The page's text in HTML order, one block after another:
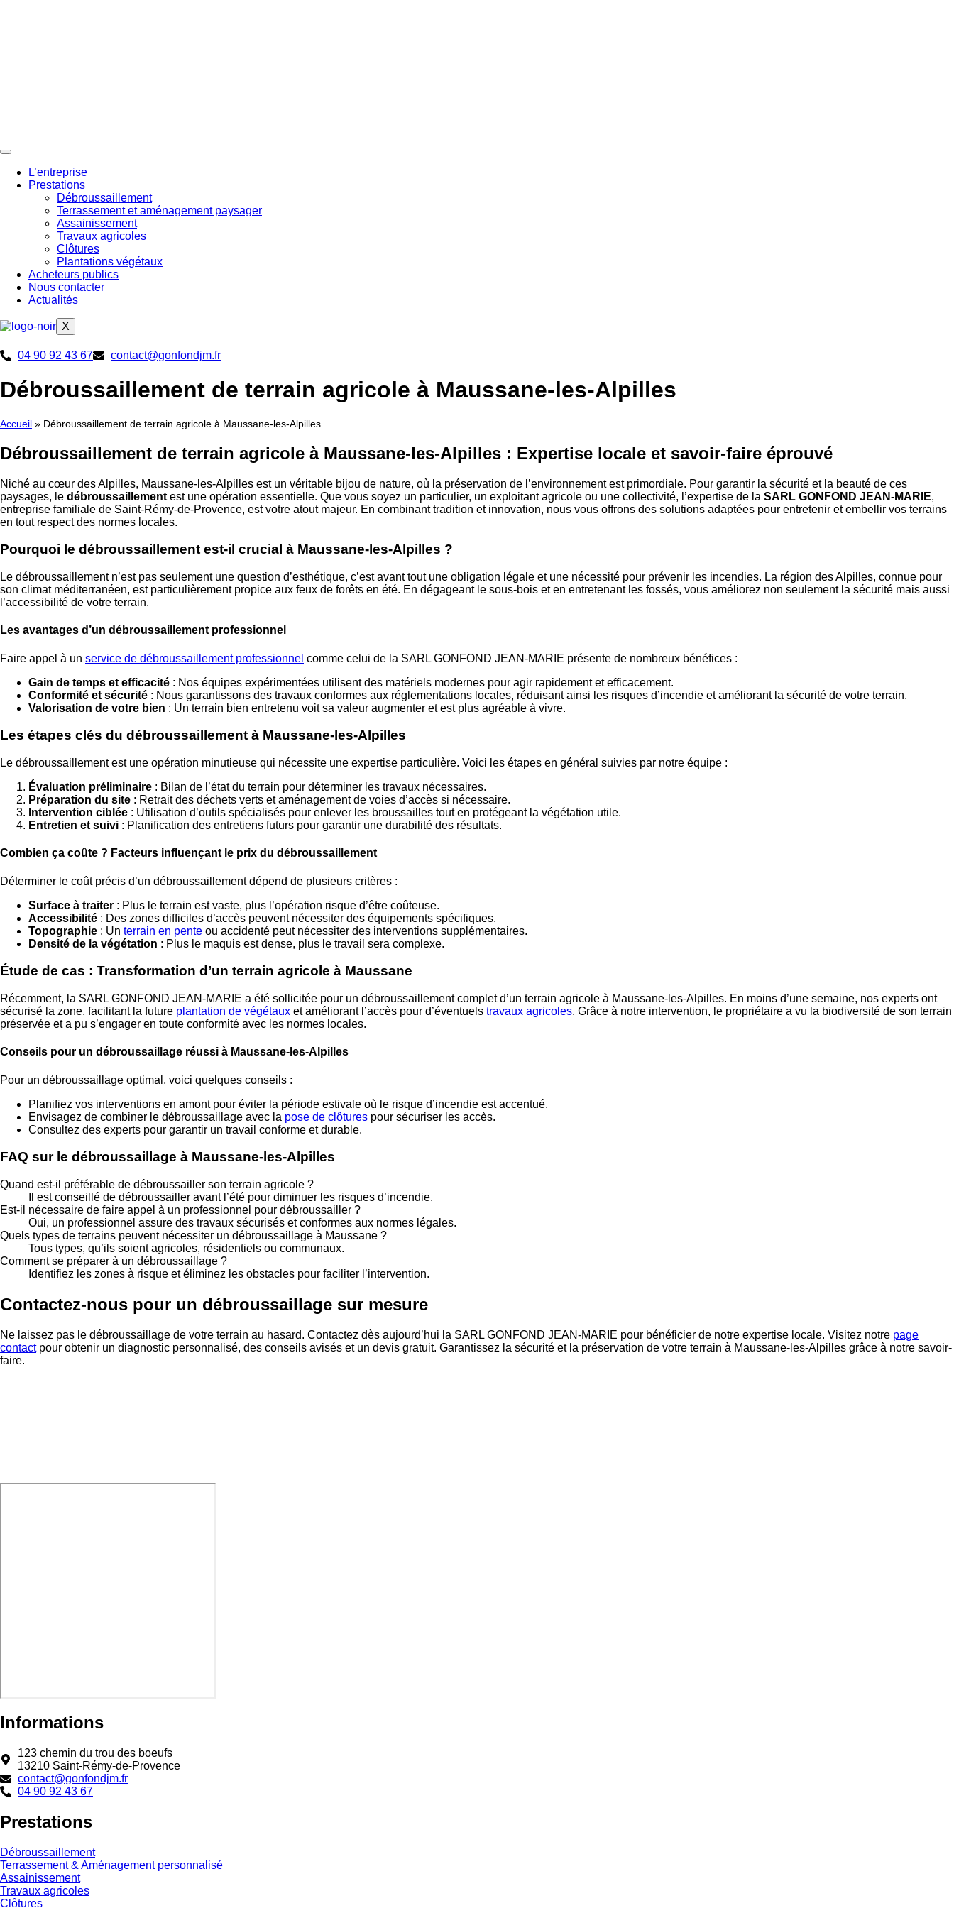
L’entreprise
Prestations
Débroussaillement
Terrassement et aménagement paysager
Assainissement
Travaux agricoles
Clôtures
Plantations végétaux
Acheteurs publics
Nous contacter
Actualités
X
04 90 92 43 67 contact@gonfondjm.fr
Débroussaillement de terrain agricole à Maussane-les-Alpilles
Accueil » Débroussaillement de terrain agricole à Maussane-les-Alpilles
Débroussaillement de terrain agricole à Maussane-les-Alpilles : Expertise locale et savoir-faire éprouvé
Niché au cœur des Alpilles, Maussane-les-Alpilles est un véritable bijou de nature, où la préservation de l’environnement est primordiale. Pour garantir la sécurité et la beauté de ces
paysages, le débroussaillement est une opération essentielle. Que vous soyez un particulier, un exploitant agricole ou une collectivité, l’expertise de la SARL GONFOND JEAN-MARIE,
entreprise familiale de Saint-Rémy-de-Provence, est votre atout majeur. En combinant tradition et innovation, nous vous offrons des solutions adaptées pour entretenir et embellir vos terrains
en tout respect des normes locales.
Pourquoi le débroussaillement est-il crucial à Maussane-les-Alpilles ?
Le débroussaillement n’est pas seulement une question d’esthétique, c’est avant tout une obligation légale et une nécessité pour prévenir les incendies. La région des Alpilles, connue pour
son climat méditerranéen, est particulièrement propice aux feux de forêts en été. En dégageant le sous-bois et en entretenant les fossés, vous améliorez non seulement la sécurité mais aussi
l’accessibilité de votre terrain.
Les avantages d’un débroussaillement professionnel
Faire appel à un service de débroussaillement professionnel comme celui de la SARL GONFOND JEAN-MARIE présente de nombreux bénéfices :
Gain de temps et efficacité : Nos équipes expérimentées utilisent des matériels modernes pour agir rapidement et efficacement.
Conformité et sécurité : Nous garantissons des travaux conformes aux réglementations locales, réduisant ainsi les risques d’incendie et améliorant la sécurité de votre terrain.
Valorisation de votre bien : Un terrain bien entretenu voit sa valeur augmenter et est plus agréable à vivre.
Les étapes clés du débroussaillement à Maussane-les-Alpilles
Le débroussaillement est une opération minutieuse qui nécessite une expertise particulière. Voici les étapes en général suivies par notre équipe :
Évaluation préliminaire : Bilan de l’état du terrain pour déterminer les travaux nécessaires.
Préparation du site : Retrait des déchets verts et aménagement de voies d’accès si nécessaire.
Intervention ciblée : Utilisation d’outils spécialisés pour enlever les broussailles tout en protégeant la végétation utile.
Entretien et suivi : Planification des entretiens futurs pour garantir une durabilité des résultats.
Combien ça coûte ? Facteurs influençant le prix du débroussaillement
Déterminer le coût précis d’un débroussaillement dépend de plusieurs critères :
Surface à traiter : Plus le terrain est vaste, plus l’opération risque d’être coûteuse.
Accessibilité : Des zones difficiles d’accès peuvent nécessiter des équipements spécifiques.
Topographie : Un terrain en pente ou accidenté peut nécessiter des interventions supplémentaires.
Densité de la végétation : Plus le maquis est dense, plus le travail sera complexe.
Étude de cas : Transformation d’un terrain agricole à Maussane
Récemment, la SARL GONFOND JEAN-MARIE a été sollicitée pour un débroussaillement complet d’un terrain agricole à Maussane-les-Alpilles. En moins d’une semaine, nos experts ont
sécurisé la zone, facilitant la future plantation de végétaux et améliorant l’accès pour d’éventuels travaux agricoles. Grâce à notre intervention, le propriétaire a vu la biodiversité de son terrain
préservée et a pu s’engager en toute conformité avec les normes locales.
Conseils pour un débroussaillage réussi à Maussane-les-Alpilles
Pour un débroussaillage optimal, voici quelques conseils :
Planifiez vos interventions en amont pour éviter la période estivale où le risque d’incendie est accentué.
Envisagez de combiner le débroussaillage avec la pose de clôtures pour sécuriser les accès.
Consultez des experts pour garantir un travail conforme et durable.
FAQ sur le débroussaillage à Maussane-les-Alpilles
Quand est-il préférable de débroussailler son terrain agricole ?
Il est conseillé de débroussailler avant l’été pour diminuer les risques d’incendie.
Est-il nécessaire de faire appel à un professionnel pour débroussailler ?
Oui, un professionnel assure des travaux sécurisés et conformes aux normes légales.
Quels types de terrains peuvent nécessiter un débroussaillage à Maussane ?
Tous types, qu’ils soient agricoles, résidentiels ou communaux.
Comment se préparer à un débroussaillage ?
Identifiez les zones à risque et éliminez les obstacles pour faciliter l’intervention.
Contactez-nous pour un débroussaillage sur mesure
Ne laissez pas le débroussaillage de votre terrain au hasard. Contactez dès aujourd’hui la SARL GONFOND JEAN-MARIE pour bénéficier de notre expertise locale. Visitez notre page
contactpour obtenir un diagnostic personnalisé, des conseils avisés et un devis gratuit. Garantissez la sécurité et la préservation de votre terrain à Maussane-les-Alpilles grâce à notre savoir-
faire.
Informations
123 chemin du trou des boeufs
13210 Saint-Rémy-de-Provence
contact@gonfondjm.fr
04 90 92 43 67
Prestations
Débroussaillement
Terrassement & Aménagement personnalisé
Assainissement
Travaux agricoles
Clôtures